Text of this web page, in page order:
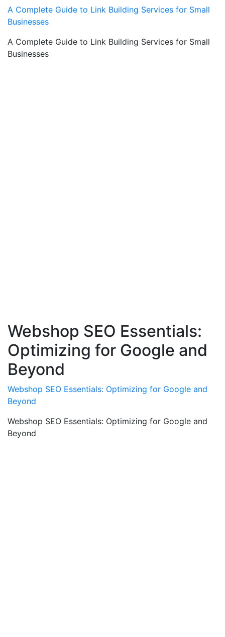
A Complete Guide to Link Building Services for Small
Businesses
A Complete Guide to Link Building Services for Small
Businesses
Webshop SEO Essentials:
Optimizing for Google and
Beyond
Webshop SEO Essentials: Optimizing for Google and
Beyond
Webshop SEO Essentials: Optimizing for Google and
Beyond